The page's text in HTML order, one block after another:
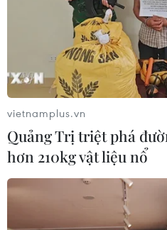
vietnamplus.vn
Quảng Trị triệt phá
hơn 210kg vật liệu nổ